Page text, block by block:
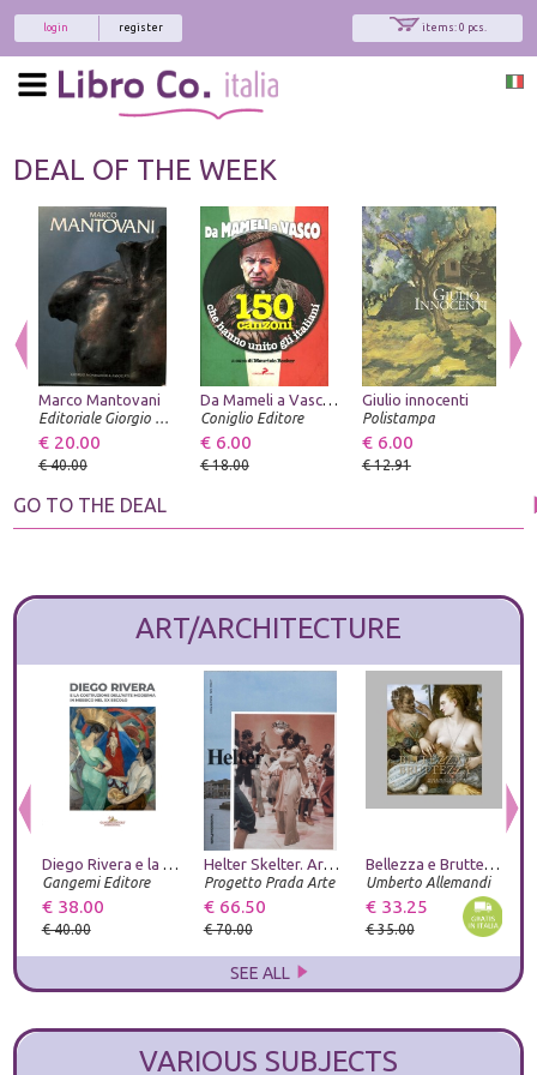
items: 0 pcs.
register
login
DEAL OF THE WEEK
Marco Mantovani
Editoriale Giorgio Mondadori
€ 20.00
€ 40.00
Da Mameli a Vasco. 150 canzoni che hanno unito gli italiani
Coniglio Editore
€ 6.00
€ 18.00
Giulio innocenti
Polistampa
€ 6.00
€ 12.91
GO TO THE DEAL
ART/ARCHITECTURE
Diego Rivera e la costruzione dell'arte moderna in Messico nel XX secolo
Gangemi Editore
€ 38.00
€ 40.00
Helter Skelter. Arthur Jafa and Richard Prince
Progetto Prada Arte
€ 66.50
€ 70.00
Bellezza e Bruttezza. Ideale reale caricaturale nel rinascimento
Umberto Allemandi
€ 33.25
€ 35.00
SEE ALL
VARIOUS SUBJECTS